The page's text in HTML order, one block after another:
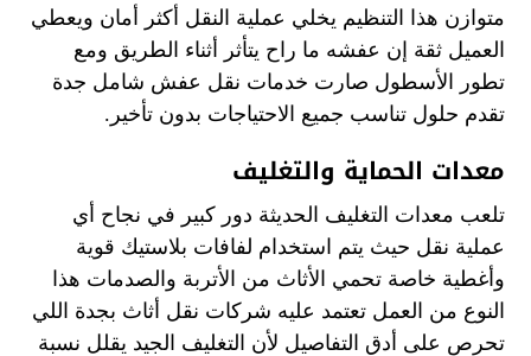
متوازن هذا التنظيم يخلي عملية النقل أكثر أمان ويعطي
العميل ثقة إن عفشه ما راح يتأثر أثناء الطريق ومع
تطور الأسطول صارت خدمات نقل عفش شامل جدة
تقدم حلول تناسب جميع الاحتياجات بدون تأخير.
معدات الحماية والتغليف
تلعب معدات التغليف الحديثة دور كبير في نجاح أي
عملية نقل حيث يتم استخدام لفافات بلاستيك قوية
وأغطية خاصة تحمي الأثاث من الأتربة والصدمات هذا
النوع من العمل تعتمد عليه شركات نقل أثاث بجدة اللي
تحرص على أدق التفاصيل لأن التغليف الجيد يقلل نسبة